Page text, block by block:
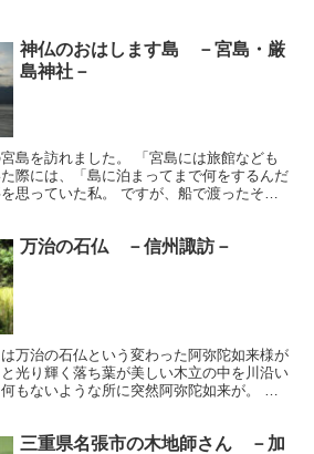
神仏のおはします島 －宮島・厳
島神社－
島を訪れました。 「宮島には旅館なども
際には、「島に泊まってまで何をするんだ
思っていた私。 ですが、船で渡ったその
万治の石仏 －信州諏訪－
万治の石仏という変わった阿弥陀如来様が
光り輝く落ち葉が美しい木立の中を川沿い
もないような所に突然阿弥陀如来が。 テ
三重県名張市の木地師さん －加